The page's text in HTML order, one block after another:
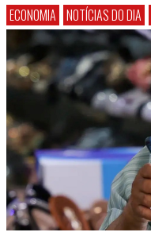
ECONOMIA NOTÍCIAS DO DIA